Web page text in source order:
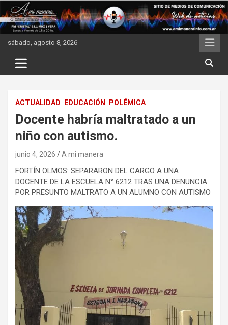
to
content
sábado, agosto 8, 2026
ACTUALIDAD EDUCACIÓN POLÉMICA
Docente habría maltratado a un
niño con autismo.
junio 4, 2026 A mi manera
FORTÍN OLMOS: SEPARARON DEL CARGO A UNA
DOCENTE DE LA ESCUELA N° 6212 TRAS UNA DENUNCIA
POR PRESUNTO MALTRATO A UN ALUMNO CON AUTISMO